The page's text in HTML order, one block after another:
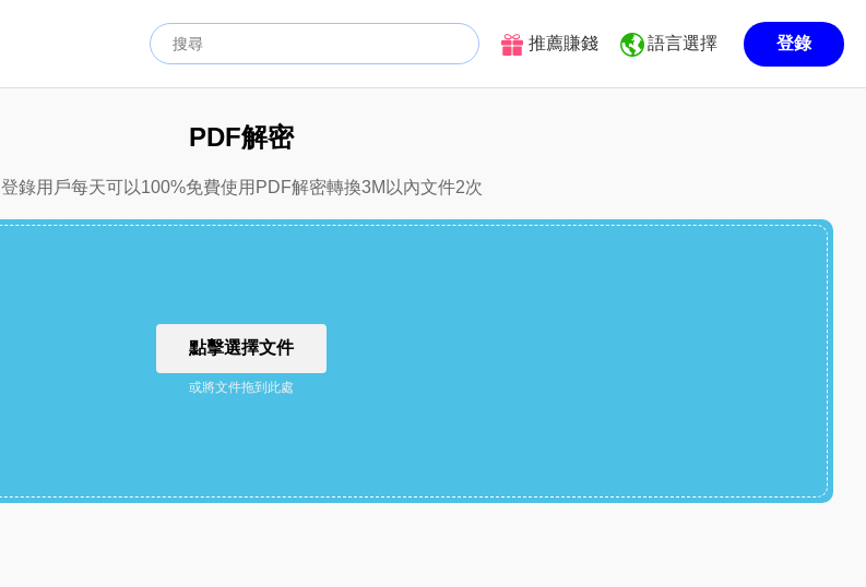
推薦賺錢 語言選擇 登錄
PDF解密
登錄用戶每天可以100%免費使用PDF解密轉換3M以內文件2次
點擊選擇文件
或將文件拖到此處